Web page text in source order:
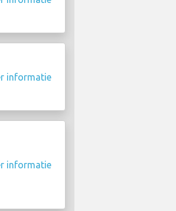
informatie
informatie